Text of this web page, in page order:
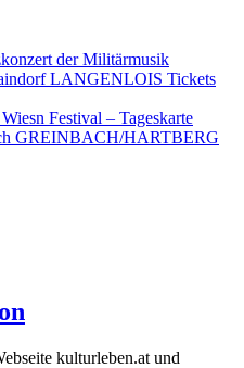
der Militärmusik
LANGENLOIS Tickets
Festival – Tageskarte
GREINBACH/HARTBERG
kulturleben.at und